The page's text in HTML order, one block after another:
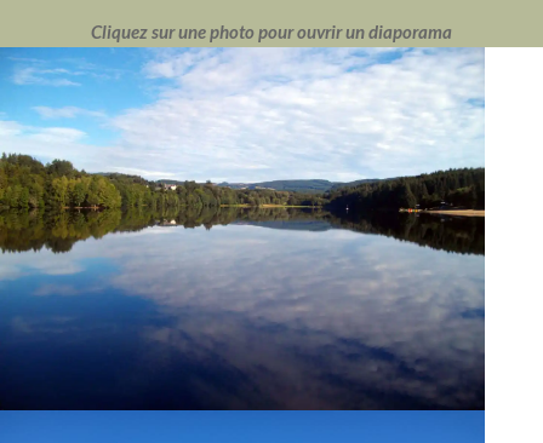
Cliquez sur une photo pour ouvrir un diaporama